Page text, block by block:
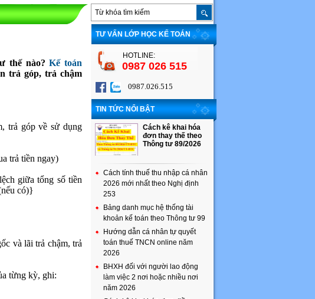
thế nào?Kế toán
trả góp, trả chậm
trả góp về sử dụng
trả tiền ngay)
giữa tổng số tiền
có)}
và lãi trả chậm, trả
từng kỳ, ghi:
TƯ VẤN LỚP HỌC KẾ TOÁN
0987 026 515
HOTLINE:
0987.026.515
TIN TỨC NỔI BẬT
Cách kê khai hóa
đơn thay thế theo
Thông tư 89/2026
Cách tính thuế thu nhập cá nhân
2026 mới nhất theo Nghị định
253
Bảng danh mục hệ thống tài
khoản kế toán theo Thông tư 99
Hướng dẫn cá nhân tự quyết
toán thuế TNCN online năm
2026
BHXH đối với người lao động
làm việc 2 nơi hoặc nhiều nơi
năm 2026